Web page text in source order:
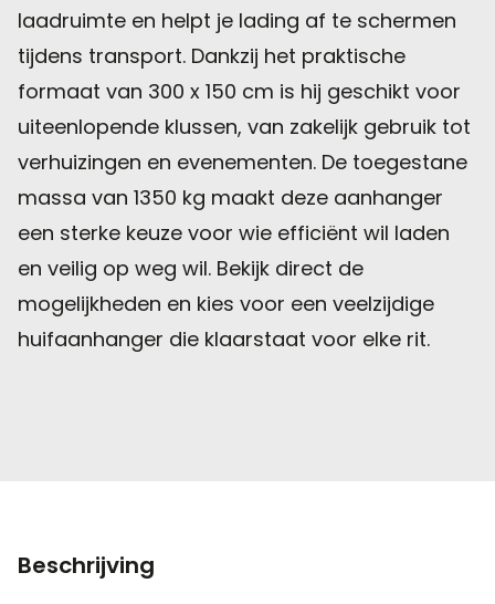
laadruimte en helpt je lading af te schermen
tijdens transport. Dankzij het praktische
formaat van 300 x 150 cm is hij geschikt voor
uiteenlopende klussen, van zakelijk gebruik tot
verhuizingen en evenementen. De toegestane
massa van 1350 kg maakt deze aanhanger
een sterke keuze voor wie efficiënt wil laden
en veilig op weg wil. Bekijk direct de
mogelijkheden en kies voor een veelzijdige
huifaanhanger die klaarstaat voor elke rit.
Beschrijving